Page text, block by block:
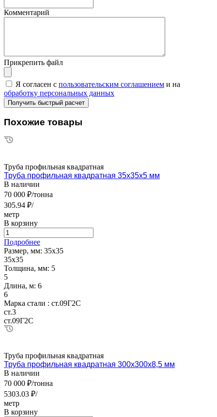
Комментарий
Прикрепить файл
Я согласен с пользовательским соглашением и на
обработку персональных данных
Похожие товары
Труба профильная квадратная
Труба профильная квадратная 35х35х5 мм
В наличии
70 000 ₽/тонна
305.94 ₽/
метр
В корзину
Подробнее
Размер, мм: 35х35
35х35
Толщина, мм: 5
5
Длина, м: 6
6
Марка стали : ст.09Г2С
ст.3
ст.09Г2С
Труба профильная квадратная
Труба профильная квадратная 300х300х8,5 мм
В наличии
70 000 ₽/тонна
5303.03 ₽/
метр
В корзину